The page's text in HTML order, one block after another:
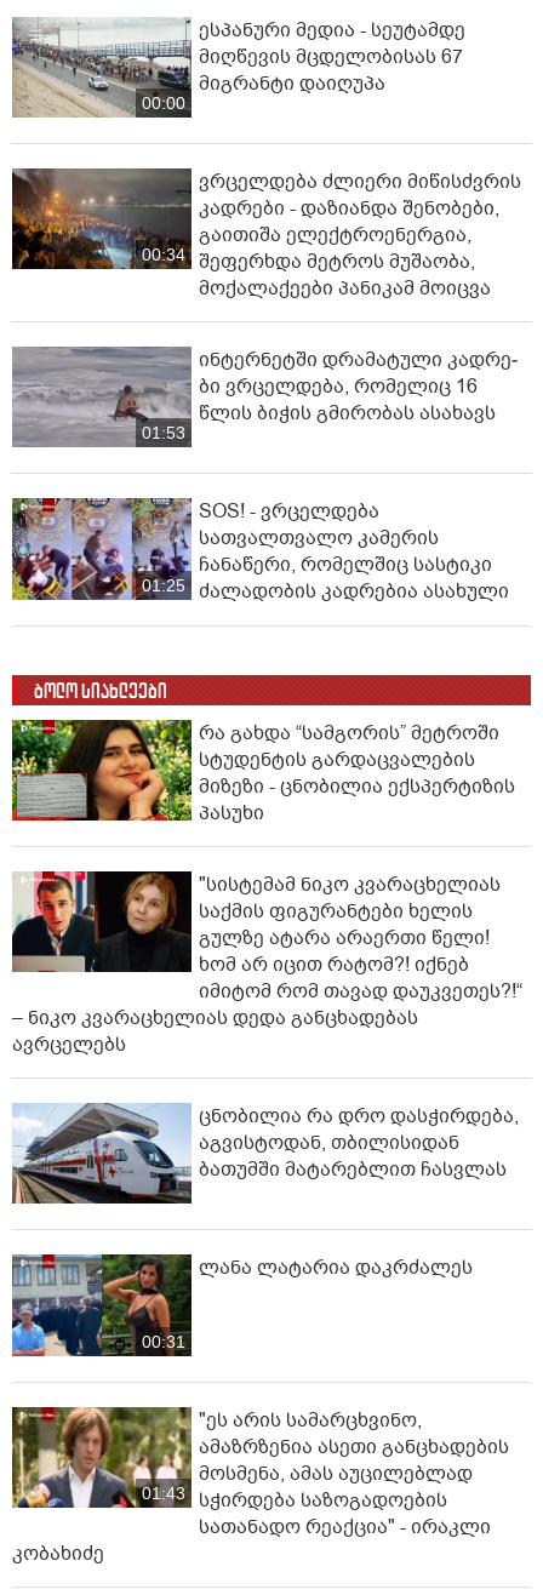
00:00
ესპანური მედია - სეუტამდე
მიღწევის მცდელობისას 67
მიგრანტი დაიღუპა
00:34
ვრცელდება ძლიერი მიწისძვრის
კადრები - დაზიანდა შენობები,
გაითიშა ელექტროენერგია,
შეფერხდა მეტროს მუშაობა,
მოქალაქეები პანიკამ მოიცვა
01:53
ინ­ტერ­ნეტ­ში დრა­მა­ტუ­ლი კად­რე­
ბი ვრცელდება, რომელიც 16
წლის ბიჭის გმირობას ასახავს
01:25
SOS! - ვრცელდება
სათვალთვალო კამერის
ჩანაწერი, რომელშიც სასტიკი
ძალადობის კადრებია ასახული
ბოლო სიახლეები
რა გახდა “სამგორის” მეტროში
სტუდენტის გარდაცვალების
მიზეზი - ცნობილია ექსპერტიზის
პასუხი
"სისტემამ ნიკო კვარაცხელიას
საქმის ფიგურანტები ხელის
გულზე ატარა არაერთი წელი!
ხომ არ იცით რატომ?! იქნებ
იმიტომ რომ თავად დაუკვეთეს?!“
– ნიკო კვარაცხელიას დედა განცხადებას
ავრცელებს
ცნობილია რა დრო დასჭირდება,
აგვისტოდან, თბილისიდან
ბათუმში მატარებლით ჩასვლას
00:31
ლანა ლატარია დაკრძალეს
01:43
"ეს არის სამარცხვინო,
ამაზრზენია ასეთი განცხადების
მოსმენა, ამას აუცილებლად
სჭირდება საზოგადოების
სათანადო რეაქცია" - ირაკლი
კობახიძე